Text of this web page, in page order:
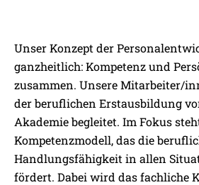
DIE MARTENS &
AKADEMIE:
PERSPEKTIVEN
Das integrierte Konzept
Akademie setzt auf die
fachlicher Kompetenz und
Weiterentwicklung.
Unser Konzept der
ganzheitlich: Kompetenz und
zusammen. Unsere Mitarbeiter/
der beruflichen Erstausbildung
Akademie begleitet. Im Fokus
Kompetenzmodell, das die
Handlungsfähigkeit in allen
fördert. Dabei wird das fachliche